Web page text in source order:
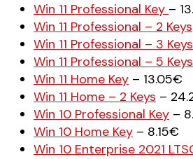
Win 11 Professional Key –
Win 11 Professional – 2 Keys
Win 11 Professional – 3 Keys
Win 11 Professional – 5 Keys
Win 11 Home Key – 13.05€
Win 11 Home – 2 Keys –
Win 10 Professional Key –
Win 10 Home Key – 8.15€
Win 10 Enterprise 2021